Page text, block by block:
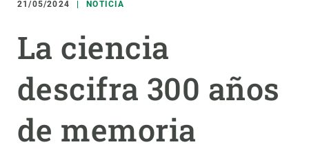
21/05/2024 NOTICIA
La ciencia
descifra 300 años
de memoria
Responsive
menu
INVESTIGACIÓN
CIENCIA EN ACCIÓN